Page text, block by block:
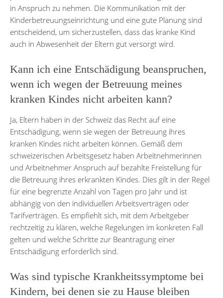
in Anspruch zu nehmen. Die Kommunikation mit der
Kinderbetreuungseinrichtung und eine gute Planung sind
entscheidend, um sicherzustellen, dass das kranke Kind
auch in Abwesenheit der Eltern gut versorgt wird.
Kann ich eine Entschädigung beanspruchen,
wenn ich wegen der Betreuung meines
kranken Kindes nicht arbeiten kann?
Ja, Eltern haben in der Schweiz das Recht auf eine
Entschädigung, wenn sie wegen der Betreuung ihres
kranken Kindes nicht arbeiten können. Gemäß dem
schweizerischen Arbeitsgesetz haben Arbeitnehmerinnen
und Arbeitnehmer Anspruch auf bezahlte Freistellung für
die Betreuung ihres erkrankten Kindes. Dies gilt in der Regel
für eine begrenzte Anzahl von Tagen pro Jahr und ist
abhängig von den individuellen Arbeitsverträgen oder
Tarifverträgen. Es empfiehlt sich, mit dem Arbeitgeber
rechtzeitig zu klären, welche Regelungen im konkreten Fall
gelten und welche Schritte zur Beantragung einer
Entschädigung erforderlich sind.
Was sind typische Krankheitssymptome bei
Kindern, bei denen sie zu Hause bleiben